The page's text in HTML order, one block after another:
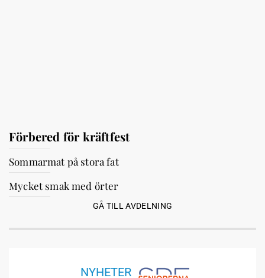
Förbered för kräftfest
Sommarmat på stora fat
Mycket smak med örter
GÅ TILL AVDELNING
NYHETER